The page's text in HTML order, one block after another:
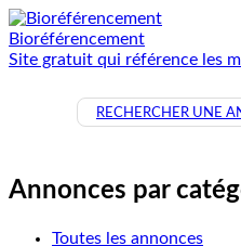
Bioréférencement
Site gratuit qui référence les
RECHERCHER UNE
Annonces par
Toutes les annonces